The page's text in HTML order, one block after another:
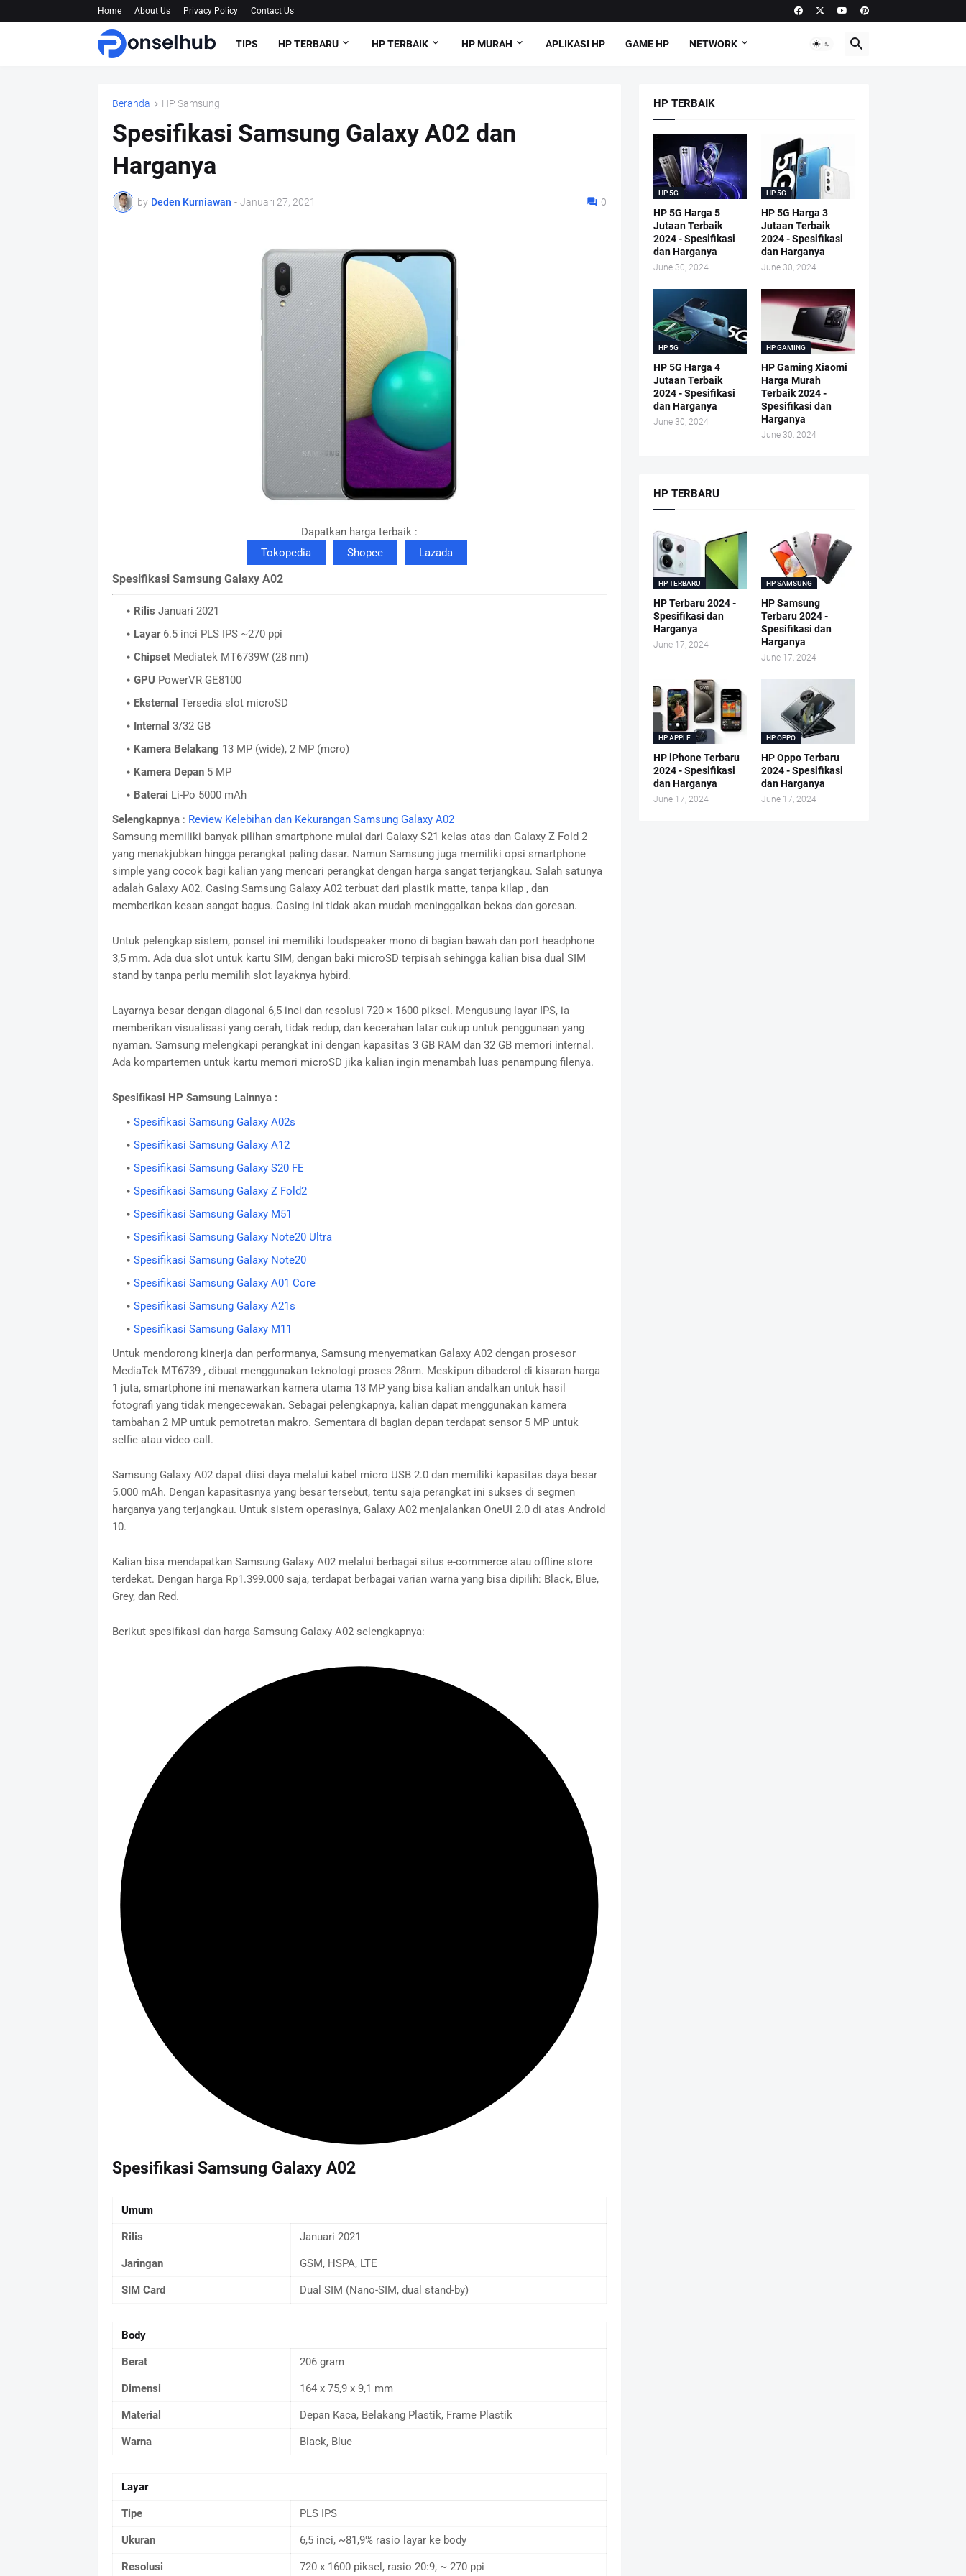
Home About Us Privacy Policy Contact Us
TIPS HP TERBARU HP TERBAIK HP MURAH APLIKASI HP GAME HP NETWORK
Beranda HP Samsung
Spesifikasi Samsung Galaxy A02 dan
Harganya
by Deden Kurniawan - Januari 27, 2021 0
Dapatkan harga terbaik :
Tokopedia
Shopee Lazada
Spesifikasi Samsung Galaxy A02
Rilis Januari 2021
Layar6.5 inci PLS IPS ~270 ppi
ChipsetMediatek MT6739W (28 nm)
GPU PowerVR GE8100
Eksternal Tersedia slot microSD
Internal 3/32 GB
Kamera Belakang 13 MP (wide), 2 MP (mcro)
Kamera Depan5 MP
Baterai Li-Po 5000 mAh
Selengkapnya: Review Kelebihan dan Kekurangan Samsung Galaxy A02
Samsung memiliki banyak pilihan smartphone mulai dari Galaxy S21 kelas atas dan Galaxy Z Fold 2
yang menakjubkan hingga perangkat paling dasar. Namun Samsung juga memiliki opsi smartphone
simple yang cocok bagi kalian yang mencari perangkat dengan harga sangat terjangkau. Salah satunya
adalah Galaxy A02. Casing Samsung Galaxy A02 terbuat dari plastik matte, tanpa kilap , dan
memberikan kesan sangat bagus. Casing ini tidak akan mudah meninggalkan bekas dan goresan.
Untuk pelengkap sistem, ponsel ini memiliki loudspeaker mono di bagian bawah dan port headphone
3,5 mm. Ada dua slot untuk kartu SIM, dengan baki microSD terpisah sehingga kalian bisa dual SIM
stand by tanpa perlu memilih slot layaknya hybird.
Layarnya besar dengan diagonal 6,5 inci dan resolusi 720 × 1600 piksel. Mengusung layar IPS, ia
memberikan visualisasi yang cerah, tidak redup, dan kecerahan latar cukup untuk penggunaan yang
nyaman. Samsung melengkapi perangkat ini dengan kapasitas 3 GB RAM dan 32 GB memori internal.
Ada kompartemen untuk kartu memori microSD jika kalian ingin menambah luas penampung filenya.
Spesifikasi HP Samsung Lainnya :
Spesifikasi Samsung Galaxy A02s
Spesifikasi Samsung Galaxy A12
Spesifikasi Samsung Galaxy S20 FE
Spesifikasi Samsung Galaxy Z Fold2
Spesifikasi Samsung Galaxy M51
Spesifikasi Samsung Galaxy Note20 Ultra
Spesifikasi Samsung Galaxy Note20
Spesifikasi Samsung Galaxy A01 Core
Spesifikasi Samsung Galaxy A21s
Spesifikasi Samsung Galaxy M11
Untuk mendorong kinerja dan performanya, Samsung menyematkan Galaxy A02 dengan prosesor
MediaTek MT6739 , dibuat menggunakan teknologi proses 28nm. Meskipun dibaderol di kisaran harga
1 juta, smartphone ini menawarkan kamera utama 13 MP yang bisa kalian andalkan untuk hasil
fotografi yang tidak mengecewakan. Sebagai pelengkapnya, kalian dapat menggunakan kamera
tambahan 2 MP untuk pemotretan makro. Sementara di bagian depan terdapat sensor 5 MP untuk
selfie atau video call.
Samsung Galaxy A02 dapat diisi daya melalui kabel micro USB 2.0 dan memiliki kapasitas daya besar
5.000 mAh. Dengan kapasitasnya yang besar tersebut, tentu saja perangkat ini sukses di segmen
harganya yang terjangkau. Untuk sistem operasinya, Galaxy A02 menjalankan OneUI 2.0 di atas Android
10.
Kalian bisa mendapatkan Samsung Galaxy A02 melalui berbagai situs e-commerce atau offline store
terdekat. Dengan harga Rp1.399.000 saja, terdapat berbagai varian warna yang bisa dipilih: Black, Blue,
Grey, dan Red.
Berikut spesifikasi dan harga Samsung Galaxy A02 selengkapnya:
Spesifikasi Samsung Galaxy A02
Umum
Rilis Januari 2021
Jaringan GSM, HSPA, LTE
SIM Card Dual SIM (Nano-SIM, dual stand-by)
Body
Berat 206 gram
Dimensi 164 x 75,9 x 9,1 mm
Material Depan Kaca, Belakang Plastik, Frame Plastik
Warna Black, Blue
Layar
Tipe PLS IPS
Ukuran 6,5 inci, ~81,9% rasio layar ke body
Resolusi 720 x 1600 piksel, rasio 20:9, ~ 270 ppi
HP TERBAIK
HP 5G
HP 5G Harga 5
Jutaan Terbaik
2024 - Spesifikasi
dan Harganya
June 30, 2024
HP 5G
HP 5G Harga 3
Jutaan Terbaik
2024 - Spesifikasi
dan Harganya
June 30, 2024
HP 5G
HP 5G Harga 4
Jutaan Terbaik
2024 - Spesifikasi
dan Harganya
June 30, 2024
HP GAMING
HP Gaming Xiaomi
Harga Murah
Terbaik 2024 -
Spesifikasi dan
Harganya
June 30, 2024
HP TERBARU
HP TERBARU
HP Terbaru 2024 -
Spesifikasi dan
Harganya
June 17, 2024
HP SAMSUNG
HP Samsung
Terbaru 2024 -
Spesifikasi dan
Harganya
June 17, 2024
HP APPLE
HP iPhone Terbaru
2024 - Spesifikasi
dan Harganya
June 17, 2024
HP OPPO
HP Oppo Terbaru
2024 - Spesifikasi
dan Harganya
June 17, 2024